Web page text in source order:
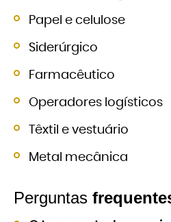
Papel e celulose
Siderúrgico
Farmacêutico
Operadores logísticos
Têxtil e vestuário
Metal mecânica
Perguntas